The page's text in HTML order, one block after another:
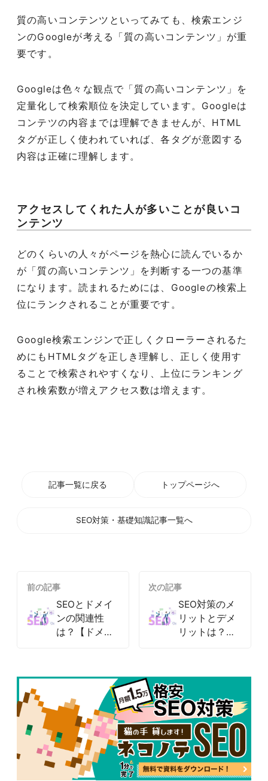
質の高いコンテンツといってみても、検索エンジ
ンのGoogleが考える「質の高いコンテンツ」が重
要です。
Googleは色々な観点で「質の高いコンテンツ」を
定量化して検索順位を決定しています。Googleは
コンテツの内容までは理解できませんが、HTML
タグが正しく使われていれば、各タグが意図する
内容は正確に理解します。
アクセスしてくれた人が多いことが良いコ
ンテンツ
どのくらいの人々がページを熱心に読んでいるか
が「質の高いコンテンツ」を判断する一つの基準
になります。読まれるためには、Googleの検索上
位にランクされることが重要です。
Google検索エンジンで正しくクローラーされるた
めにもHTMLタグを正しき理解し、正しく使用す
ることで検索されやすくなり、上位にランキング
され検索数が増えアクセス数は増えます。
記事一覧に戻る トップページへ
SEO対策・基礎知識記事一覧へ
前の記事
SEOとドメイ
ンの関連性
は？【ドメイ
次の記事
SEO対策のメ
リットとデメ
リットは？
047-114-3111 平日AM9:30~PM8:00
無料相談・
お問い合わせ
サイトSEO診断
申し込み